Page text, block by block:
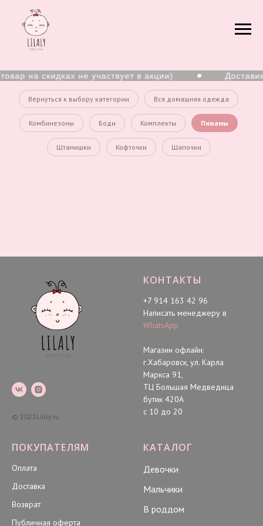
на скидках не участвует в акции)
Вернуться к выбору категории Вся домашняя одежда
Комбинезоны Боди Комплекты Пижамы
Штанишки Кофточки Шапочки
© 2021Lilily.ru
КОНТАКТЫ
+7 914 163 42 96
Написать менеджеру в
WhatsApp
Магазин офлайн:
г.Хабаровск, ул. Карла
Маркса 91,
ТЦ Большая Медведица
бутик 420А
с 10 до 20
ПОКУПАТЕЛЯМ
Оплата
Доставка
Возврат
Публичная оферта
КАТАЛОГ
Девочки
Мальчики
В роддом